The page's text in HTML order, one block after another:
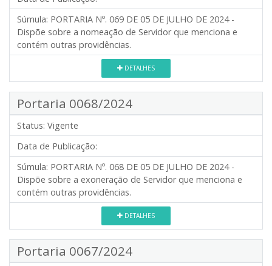
Súmula: PORTARIA Nº. 069 DE 05 DE JULHO DE 2024 -
Dispõe sobre a nomeação de Servidor que menciona e
contém outras providências.
DETALHES
Portaria 0068/2024
Status: Vigente
Data de Publicação:
Súmula: PORTARIA Nº. 068 DE 05 DE JULHO DE 2024 -
Dispõe sobre a exoneração de Servidor que menciona e
contém outras providências.
DETALHES
Portaria 0067/2024